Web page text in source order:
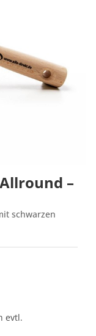
–
schwarzen
evtl.